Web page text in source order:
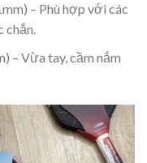
– Phù hợp với các
chắn.
– Vừa tay, cầm nắm